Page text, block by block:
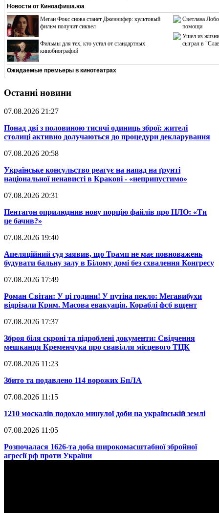
Новости от Киноафиша.юа
Меган Фокс снова станет Дженнифер: культовый
фильм получит сиквел
Фильмы для тех, кто устал от стандартных
кинобиографий
Светлана
помощи
Ушел из жизни
сыграл в
Ожидаемые премьеры в кинотеатрах
Останні новини
07.08.2026 21:27
​Понад дві з половиною тисячі одиниць зброї: жителі
столиці активно долучаються до процедури декларування
07.08.2026 20:58
​Українське консульство реагує на напад на ґрунті
національної ненависті в Кракові - «неприпустимо»
07.08.2026 20:31
​Пентагон оприлюднив нову порцію файлів про НЛО: «Ти
це бачив?»
07.08.2026 19:40
​Апеляційний суд заявив, що Трамп не має повноважень
будувати бальну залу в Білому домі без схвалення Конгресу
07.08.2026 17:49
​Роман Світан: У ці години! У путіна пекло: Мегавибухи
відрізали Крим. Масова евакуація. Кораблі фсб вщент
07.08.2026 17:37
​Зброя біля скроні та підроблені документи: Свідчення
мешканця Кременчука про свавілля місцевого ТЦК
07.08.2026 11:23
​Збито та подавлено 114 ворожих БпЛА
07.08.2026 11:15
​1210 москалів подохло минулої доби на українській землі
07.08.2026 11:05
​Розпочалася 1626-та доба широкомасштабної збройної
агресії рф проти України